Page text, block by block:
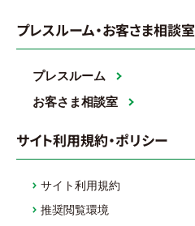
プレスルーム・お客さま相談室
プレスルーム
お客さま相談室
サイト利用規約・ポリシー
サイト利用規約
推奨閲覧環境